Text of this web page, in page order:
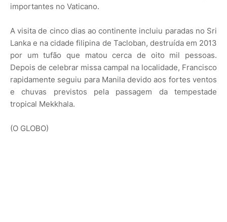
importantes no Vaticano.
A visita de cinco dias ao continente incluiu paradas no Sri
Lanka e na cidade filipina de Tacloban, destruída em 2013
por um tufão que matou cerca de oito mil pessoas.
Depois de celebrar missa campal na localidade, Francisco
rapidamente seguiu para Manila devido aos fortes ventos
e chuvas previstos pela passagem da tempestade
tropical Mekkhala.
(O GLOBO)